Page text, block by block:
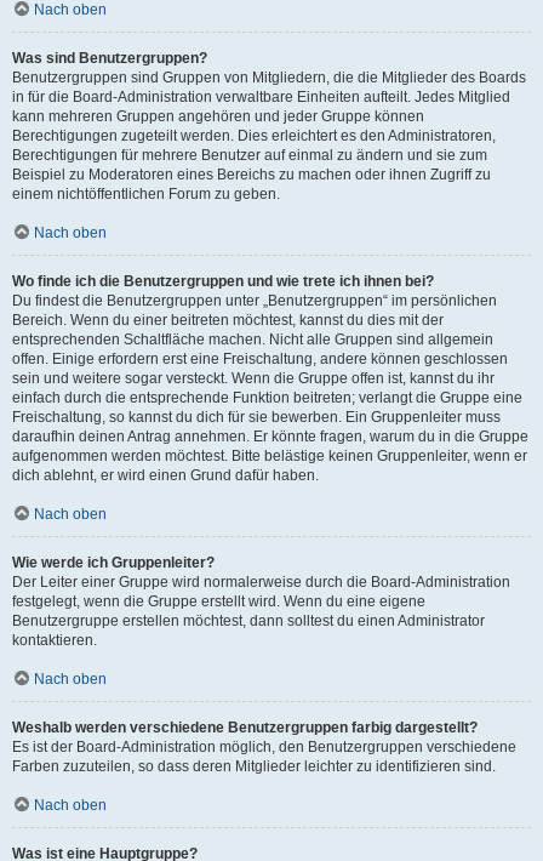
Nach oben
Was sind Benutzergruppen?
Benutzergruppen sind Gruppen von Mitgliedern, die die Mitglieder des Boards
in für die Board-Administration verwaltbare Einheiten aufteilt. Jedes Mitglied
kann mehreren Gruppen angehören und jeder Gruppe können
Berechtigungen zugeteilt werden. Dies erleichtert es den Administratoren,
Berechtigungen für mehrere Benutzer auf einmal zu ändern und sie zum
Beispiel zu Moderatoren eines Bereichs zu machen oder ihnen Zugriff zu
einem nichtöffentlichen Forum zu geben.
Nach oben
Wo finde ich die Benutzergruppen und wie trete ich ihnen bei?
Du findest die Benutzergruppen unter „Benutzergruppen“ im persönlichen
Bereich. Wenn du einer beitreten möchtest, kannst du dies mit der
entsprechenden Schaltfläche machen. Nicht alle Gruppen sind allgemein
offen. Einige erfordern erst eine Freischaltung, andere können geschlossen
sein und weitere sogar versteckt. Wenn die Gruppe offen ist, kannst du ihr
einfach durch die entsprechende Funktion beitreten; verlangt die Gruppe eine
Freischaltung, so kannst du dich für sie bewerben. Ein Gruppenleiter muss
daraufhin deinen Antrag annehmen. Er könnte fragen, warum du in die Gruppe
aufgenommen werden möchtest. Bitte belästige keinen Gruppenleiter, wenn er
dich ablehnt, er wird einen Grund dafür haben.
Nach oben
Wie werde ich Gruppenleiter?
Der Leiter einer Gruppe wird normalerweise durch die Board-Administration
festgelegt, wenn die Gruppe erstellt wird. Wenn du eine eigene
Benutzergruppe erstellen möchtest, dann solltest du einen Administrator
kontaktieren.
Nach oben
Weshalb werden verschiedene Benutzergruppen farbig dargestellt?
Es ist der Board-Administration möglich, den Benutzergruppen verschiedene
Farben zuzuteilen, so dass deren Mitglieder leichter zu identifizieren sind.
Nach oben
Was ist eine Hauptgruppe?